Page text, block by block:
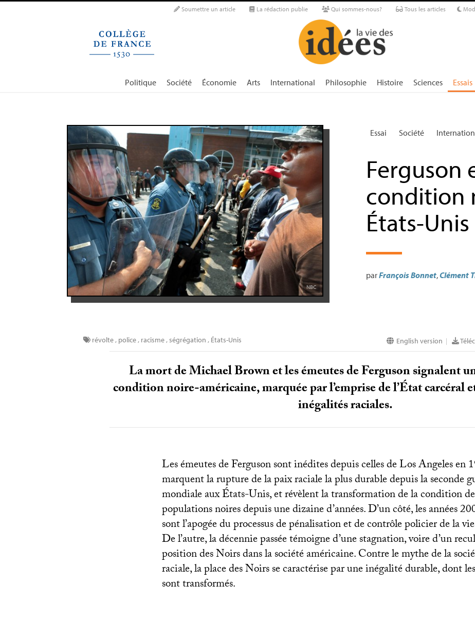
Soumettre un article La rédaction publie Qui sommes-nous? Tous les articles
Politique Société Économie Arts International Philosophie Histoire Sciences Essais
NBC
Essai Société
Ferguson
condition
États-Unis
parFrançois Bonnet,Clément
English version |
révolte, police, racisme,ségrégation , États-Unis
La mort de Michael Brown et les émeutes de Ferguson signalent
condition noire-américaine, marquée par l’emprise de l’État carcéral
inégalités raciales.
Les émeutes de Ferguson sont inédites depuis celles de Los Angeles en
marquent la rupture de la paix raciale la plus durable depuis la seconde
mondiale aux États-Unis, et révèlent la transformation de la condition
populations noires depuis une dizaine d’années. D’un côté, les années
sont l’apogée du processus de pénalisation et de contrôle policier de la
De l’autre, la décennie passée témoigne d’une stagnation, voire d’un
position des Noirs dans la société américaine. Contre le mythe de la
raciale, la place des Noirs se caractérise par une inégalité durable, dont
sont transformés.